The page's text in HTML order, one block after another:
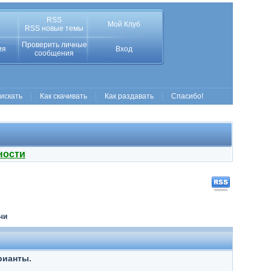
RSS
RSS новые темы
Мой Клуб
Проверить личные
сообщения
Вход
Как скачивать Как раздавать Спасибо!